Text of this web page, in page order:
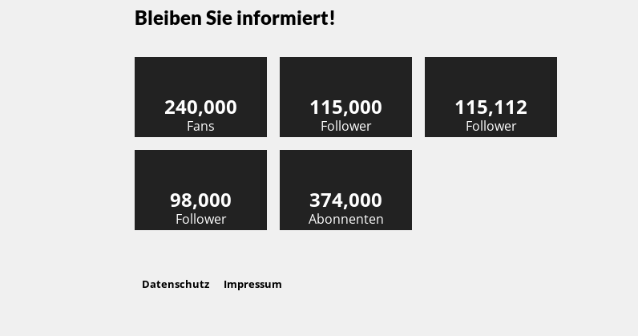
Bleiben Sie informiert!
240,000
Fans
115,000
Follower
115,112
Follower
98,000
Follower
374,000
Abonnenten
Datenschutz Impressum